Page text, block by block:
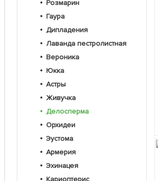
Розмарин
Гаура
Дипладения
Лаванда пестролистная
Вероника
Юкка
Астры
Живучка
Делосперма
Орхидеи
Эустома
Армерия
Эхинацея